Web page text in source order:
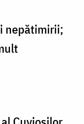
nepătimirii;